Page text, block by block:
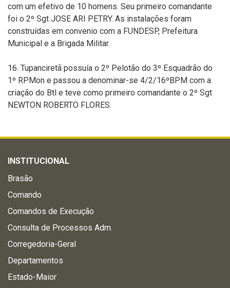
com um efetivo de 10 homens. Seu primeiro comandante
foi o 2º Sgt JOSE ARI PETRY. As instalações foram
construídas em convenio com a FUNDESP, Prefeitura
Municipal e a Brigada Militar.
16. Tupanciretã possuía o 2º Pelotão do 3º Esquadrão do
1º RPMon e passou a denominar-se 4/2/16ºBPM com a
criação do Btl e teve como primeiro comandante o 2º Sgt
NEWTON ROBERTO FLORES.
INSTITUCIONAL
Brasão
Comando
Comandos de Execução
Consulta de Processos Adm.
Corregedoria-Geral
Departamentos
Estado-Maior